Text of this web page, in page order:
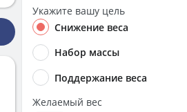
Укажите вашу цель
Снижение веса
Набор массы
Поддержание веса
Желаемый вес